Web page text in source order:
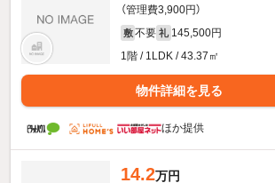
（管理費3,900円）
敷 不要 礼 145,500円
1階 / 1LDK / 43.37㎡
物件詳細を見る
ほか提供
14.2万円